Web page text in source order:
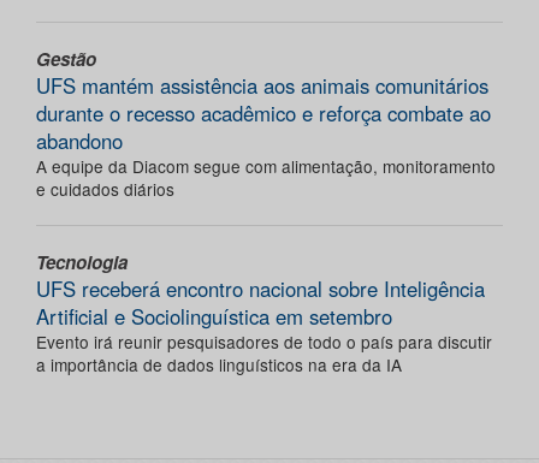
Gestão
UFS mantém assistência aos animais comunitários
durante o recesso acadêmico e reforça combate ao
abandono
A equipe da Diacom segue com alimentação, monitoramento
e cuidados diários
Tecnologia
UFS receberá encontro nacional sobre Inteligência
Artificial e Sociolinguística em setembro
Evento irá reunir pesquisadores de todo o país para discutir
a importância de dados linguísticos na era da IA